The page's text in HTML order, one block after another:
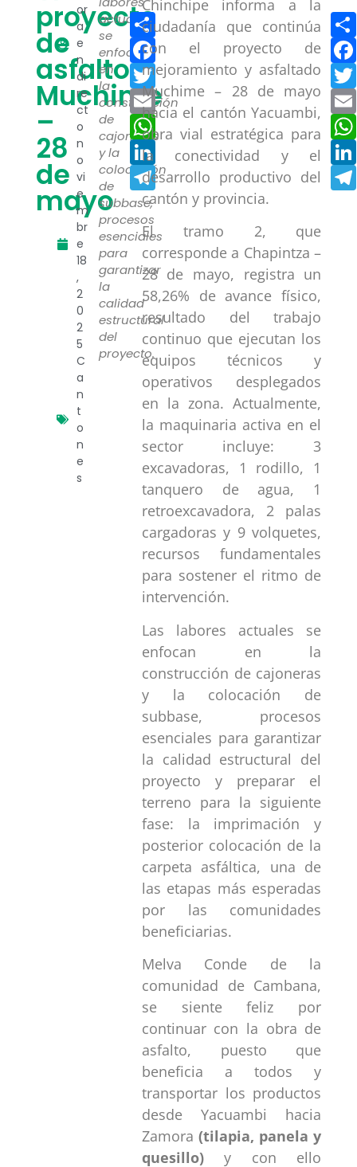
proyecto
de
asfalto
Muchime
–
28
de
mayo
or
a
e
n
di
re
ct
o
n
o
vi
e
m
br
e
18
,
2
0
2
5
C
a
n
t
o
n
e
s
actuales
se
enfocan
en
la
construcción
de
cajoneras
y la
colocación
de
subbase,
procesos
esenciales
para
garantizar
la
calidad
estructural
del
proyecto.
Compartir
Facebook
Twitter
Email
WhatsApp
LinkedIn
Telegram
Chinchipe informa a la
ciudadanía que continúa
con el proyecto de
mejoramiento y asfaltado
Muchime – 28 de mayo
hacia el cantón Yacuambi,
obra vial estratégica para
la conectividad y el
desarrollo productivo del
cantón y provincia.
El tramo 2, que
corresponde a Chapintza –
28 de mayo, registra un
58,26% de avance físico,
resultado del trabajo
continuo que ejecutan los
equipos técnicos y
operativos desplegados
en la zona. Actualmente,
la maquinaria activa en el
sector incluye: 3
excavadoras, 1 rodillo, 1
tanquero de agua, 1
retroexcavadora, 2 palas
cargadoras y 9 volquetes,
recursos fundamentales
para sostener el ritmo de
intervención.
Las labores actuales se
enfocan en la
construcción de cajoneras
y la colocación de
subbase, procesos
esenciales para garantizar
la calidad estructural del
proyecto y preparar el
terreno para la siguiente
fase: la imprimación y
posterior colocación de la
carpeta asfáltica, una de
las etapas más esperadas
por las comunidades
beneficiarias.
Melva Conde de la
comunidad de Cambana,
se siente feliz por
continuar con la obra de
asfalto, puesto que
beneficia a todos y
transportar los productos
desde Yacuambi hacia
Zamora (tilapia, panela y
quesillo)y con ello